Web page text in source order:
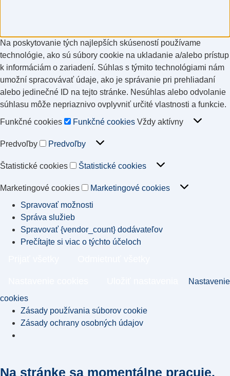
Na poskytovanie tých najlepších skúseností používame
technológie, ako sú súbory cookie na ukladanie a/alebo prístup
k informáciám o zariadení. Súhlas s týmito technológiami nám
umožní spracovávať údaje, ako je správanie pri prehliadaní
alebo jedinečné ID na tejto stránke. Nesúhlas alebo odvolanie
súhlasu môže nepriaznivo ovplyvniť určité vlastnosti a funkcie.
Funkčné cookies
Funkčné cookies Vždy aktívny
Predvoľby Predvoľby
Štatistické cookies Štatistické cookies
Marketingové cookies
Marketingové cookies
Spravovať možnosti
Správa služieb
Spravovať {vendor_count} dodávateľov
Prečítajte si viac o týchto účeloch
Nastavenie
cookies
Zásady používania súborov cookie
Zásady ochrany osobných údajov
Na stránke sa momentálne pracuje.